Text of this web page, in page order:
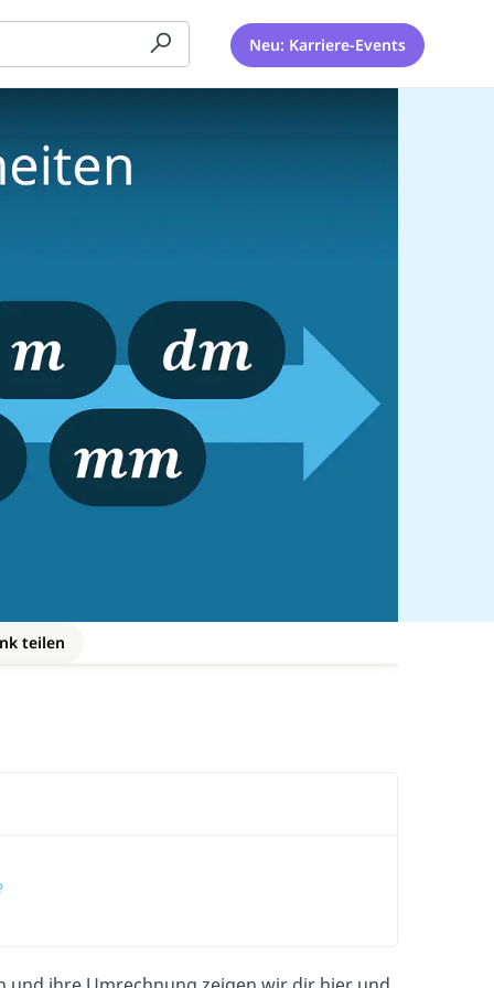
Neu: Karriere-Events
teilen